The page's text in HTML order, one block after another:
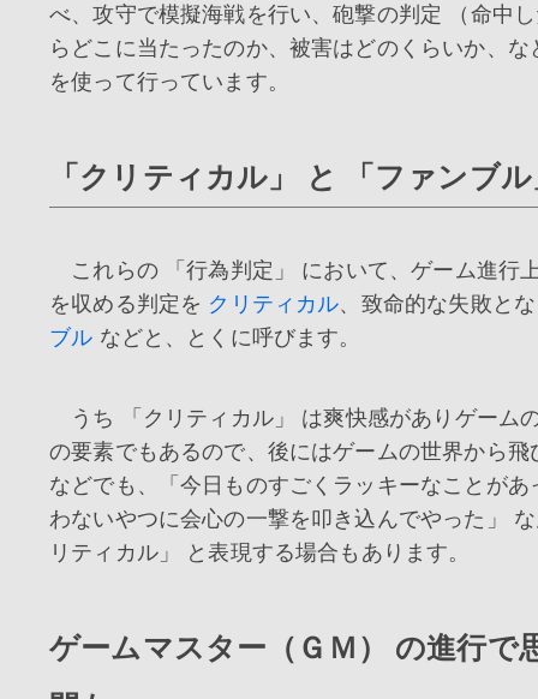
べ、攻守で模擬海戦を行い、砲撃の判定 （命中
らどこに当たったのか、被害はどのくらいか、
を使って行っています。
「クリティカル」 と 「ファンブ
これらの 「行為判定」 において、ゲーム進行
を収める判定を クリティカル、致命的な失敗と
ブル などと、とくに呼びます。
うち 「クリティカル」 は爽快感がありゲーム
の要素でもあるので、後にはゲームの世界から飛
などでも、「今日ものすごくラッキーなことがあ
わないやつに会心の一撃を叩き込んでやった」
リティカル」 と表現する場合もあります。
ゲームマスター（ＧＭ） の進行で